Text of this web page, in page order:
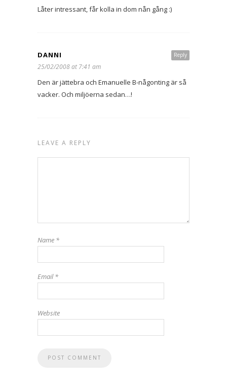
Låter intressant, får kolla in dom nån gång :)
Reply
DANNI
25/02/2008 at 7:41 am
Den är jättebra och Emanuelle B-någonting är så
vacker. Och miljöerna sedan…!
LEAVE A REPLY
Name *
Email*
Website